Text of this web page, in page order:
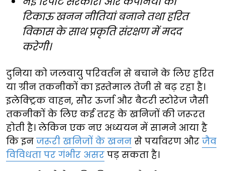
टिकाऊ खनन नीतियां बनाने तथा हरित
विकास के साथ प्रकृति संरक्षण में मदद
करेगी।
दुनिया को जलवायु परिवर्तन से बचाने के लिए हरित
या ग्रीन तकनीकों का इस्तेमाल तेजी से बढ़ रहा है।
इलेक्ट्रिक वाहन, सौर ऊर्जा और बैटरी स्टोरेज जैसी
तकनीकों के लिए कई तरह के खनिजों की जरूरत
होती है। लेकिन एक नए अध्ययन में सामने आया है
कि इन जरूरी खनिजों के खनन से पर्यावरण और जैव
विविधता पर गंभीर असर पड़ सकता है।